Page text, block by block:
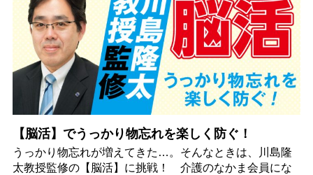
【脳活】でうっかり物忘れを楽しく防ぐ！
うっかり物忘れが増えてきた…。そんなときは、川島隆
太教授監修の【脳活】に挑戦！ 介護のなかま会員にな